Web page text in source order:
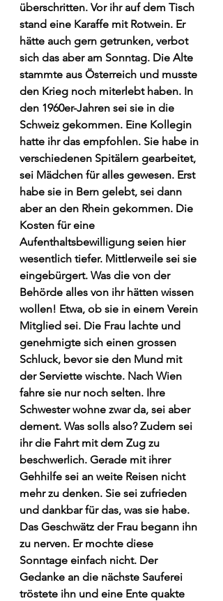
überschritten. Vor ihr auf dem Tisch
stand eine Karaffe mit Rotwein. Er
hätte auch gern getrunken, verbot
sich das aber am Sonntag. Die Alte
stammte aus Österreich und musste
den Krieg noch miterlebt haben. In
den 1960er-Jahren sei sie in die
Schweiz gekommen. Eine Kollegin
hatte ihr das empfohlen. Sie habe in
verschiedenen Spitälern gearbeitet,
sei Mädchen für alles gewesen. Erst
habe sie in Bern gelebt, sei dann
aber an den Rhein gekommen. Die
Kosten für eine
Aufenthaltsbewilligung seien hier
wesentlich tiefer. Mittlerweile sei sie
eingebürgert. Was die von der
Behörde alles von ihr hätten wissen
wollen! Etwa, ob sie in einem Verein
Mitglied sei. Die Frau lachte und
genehmigte sich einen grossen
Schluck, bevor sie den Mund mit
der Serviette wischte. Nach Wien
fahre sie nur noch selten. Ihre
Schwester wohne zwar da, sei aber
dement. Was solls also? Zudem sei
ihr die Fahrt mit dem Zug zu
beschwerlich. Gerade mit ihrer
Gehhilfe sei an weite Reisen nicht
mehr zu denken. Sie sei zufrieden
und dankbar für das, was sie habe.
Das Geschwätz der Frau begann ihn
zu nerven. Er mochte diese
Sonntage einfach nicht. Der
Gedanke an die nächste Sauferei
tröstete ihn und eine Ente quakte